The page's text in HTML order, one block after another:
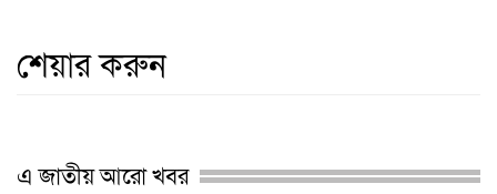
শেয়ার করুন
এ জাতীয় আরো খবর